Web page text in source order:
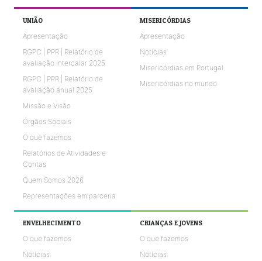
UNIÃO
Apresentação
RGPC | PPR | Relatório de
avaliação intercalar 2025
RGPC | PPR | Relatório de
avaliação anual 2025
Missão e Visão
Órgãos Sociais
O que fazemos
Relatórios de Atividades e
Contas
Quem Somos 2026
Representações em parceria
MISERICÓRDIAS
Apresentação
Notícias
Misericórdias em Portugal
Misericórdias no mundo
ENVELHECIMENTO
O que fazemos
Notícias
CRIANÇAS E JOVENS
O que fazemos
Notícias